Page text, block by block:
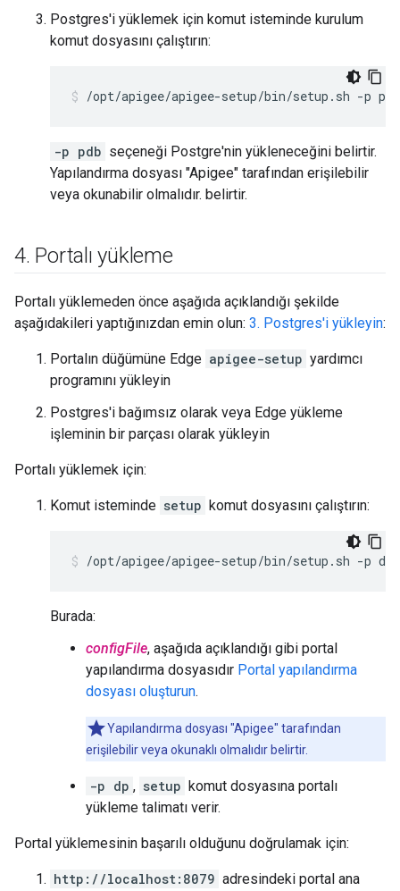
Postgres'i yüklemek için komut isteminde kurulum
komut dosyasını çalıştırın:
/opt/apigee/apigee-setup/bin/setup.sh -p
-p pdb seçeneği Postgre'nin yükleneceğini belirtir.
Yapılandırma dosyası "Apigee" tarafından erişilebilir
veya okunabilir olmalıdır. belirtir.
4. Portalı yükleme
Portalı yüklemeden önce aşağıda açıklandığı şekilde
aşağıdakileri yaptığınızdan emin olun: 3. Postgres'i yükleyin:
Portalın düğümüne Edge apigee-setup yardımcı
programını yükleyin
Postgres'i bağımsız olarak veya Edge yükleme
işleminin bir parçası olarak yükleyin
Portalı yüklemek için:
Komut isteminde setup komut dosyasını çalıştırın:
/opt/apigee/apigee-setup/bin/setup.sh -p
Burada:
configFile, aşağıda açıklandığı gibi portal
yapılandırma dosyasıdır Portal yapılandırma
dosyası oluşturun.
Yapılandırma dosyası "Apigee" tarafından
erişilebilir veya okunaklı olmalıdır belirtir.
-p dp , setup komut dosyasına portalı
yükleme talimatı verir.
Portal yüklemesinin başarılı olduğunu doğrulamak için:
http://localhost:8079 adresindeki portal ana